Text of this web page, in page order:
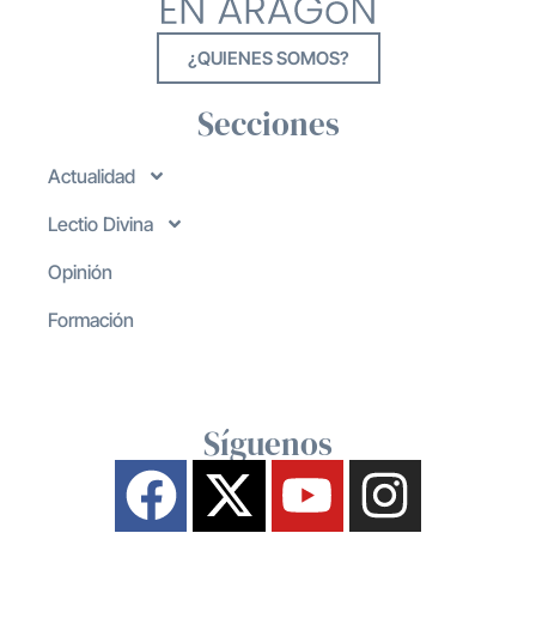
¿QUIENES SOMOS?
Secciones
Actualidad
Lectio Divina
Opinión
Formación
Síguenos